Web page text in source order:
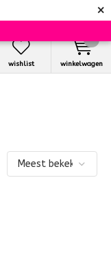
×
wishlist winkelwagen